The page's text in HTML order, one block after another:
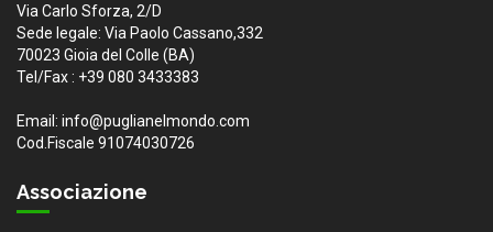
Via Carlo Sforza, 2/D
Sede legale: Via Paolo Cassano,332
70023 Gioia del Colle (BA)
Tel/Fax : +39 080 3433383
Email: info@puglianelmondo.com
Cod.Fiscale 91074030726
Associazione